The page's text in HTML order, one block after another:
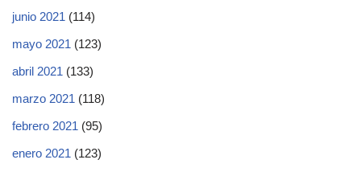
junio 2021 (114)
mayo 2021 (123)
abril 2021 (133)
marzo 2021 (118)
febrero 2021 (95)
enero 2021 (123)